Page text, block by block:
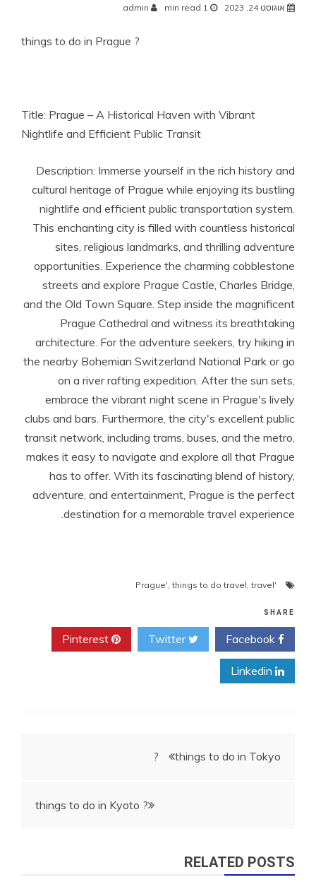
אוגוסט 24, 2023 1 min read
admin
things to do in Prague ?
Title: Prague – A Historical Haven with Vibrant
Nightlife and Efficient Public Transit
Description: Immerse yourself in the rich history and
cultural heritage of Prague while enjoying its bustling
nightlife and efficient public transportation system.
This enchanting city is filled with countless historical
sites, religious landmarks, and thrilling adventure
opportunities. Experience the charming cobblestone
streets and explore Prague Castle, Charles Bridge,
and the Old Town Square. Step inside the magnificent
Prague Cathedral and witness its breathtaking
architecture. For the adventure seekers, try hiking in
the nearby Bohemian Switzerland National Park or go
on a river rafting expedition. After the sun sets,
embrace the vibrant night scene in Prague's lively
clubs and bars. Furthermore, the city's excellent public
transit network, including trams, buses, and the metro,
makes it easy to navigate and explore all that Prague
has to offer. With its fascinating blend of history,
adventure, and entertainment, Prague is the perfect
destination for a memorable travel experience.
'Prague'
,things to do travel,travel
SHARE
Twitter
ניווט
things to do in Tokyo ?
things to do in Kyoto ?
RELATED POSTS